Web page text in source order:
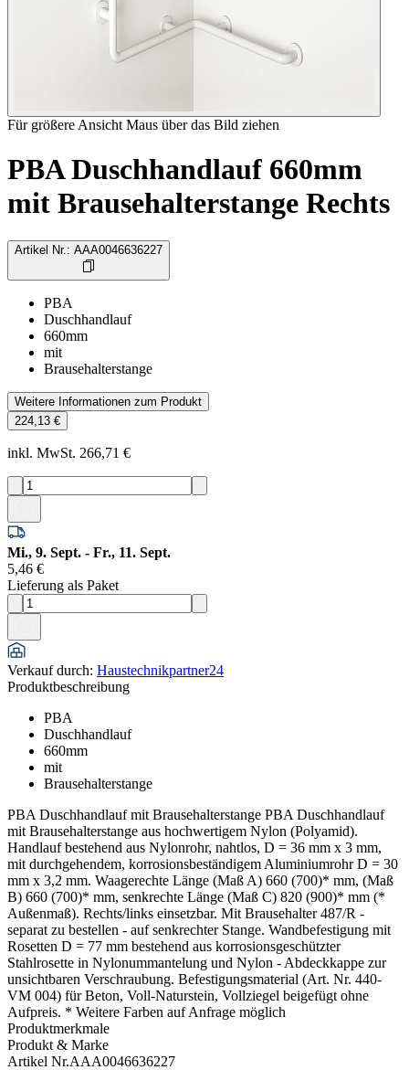
Für größere Ansicht Maus über das Bild ziehen
PBA Duschhandlauf 660mm
mit Brausehalterstange Rechts
Artikel Nr. : AAA0046636227
PBA
Duschhandlauf
660mm
mit
Brausehalterstange
Weitere Informationen zum Produkt
224,13 €
inkl. MwSt. 266,71 €
Mi., 9. Sept. - Fr., 11. Sept.
5,46 €
Lieferung als Paket
Verkauf durch: Haustechnikpartner24
Produktbeschreibung
PBA
Duschhandlauf
660mm
mit
Brausehalterstange
PBA Duschhandlauf mit Brausehalterstange PBA Duschhandlauf
mit Brausehalterstange aus hochwertigem Nylon (Polyamid).
Handlauf bestehend aus Nylonrohr, nahtlos, D = 36 mm x 3 mm,
mit durchgehendem, korrosionsbeständigem Aluminiumrohr D = 30
mm x 3,2 mm. Waagerechte Länge (Maß A) 660 (700)* mm, (Maß
B) 660 (700)* mm, senkrechte Länge (Maß C) 820 (900)* mm (*
Außenmaß). Rechts/links einsetzbar. Mit Brausehalter 487/R -
separat zu bestellen - auf senkrechter Stange. Wandbefestigung mit
Rosetten D = 77 mm bestehend aus korrosionsgeschützter
Stahlrosette in Nylonummantelung und Nylon - Abdeckkappe zur
unsichtbaren Verschraubung. Befestigungsmaterial (Art. Nr. 440-
VM 004) für Beton, Voll-Naturstein, Vollziegel beigefügt ohne
Aufpreis. * Weitere Farben auf Anfrage möglich
Produktmerkmale
Produkt & Marke
Artikel Nr.AAA0046636227